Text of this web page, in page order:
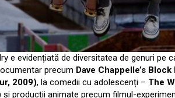
e evidențiată de diversitatea de genuri pe
precum Dave Chappelle’s
2009), la comedii cu adolescenți – The
și producții animate precum filmul-